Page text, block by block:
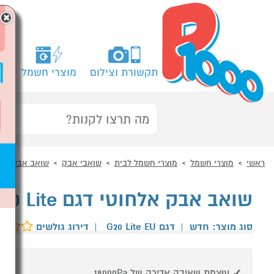
תקשורת וצילום מוצרי חשמל
ראשי מוצרי חשמל מוצרי חשמל לבית שואבי אבק שואב אבק ידני
שואב אבק אלחוטי דגם Xiaomi Vacuum Cleaner G20 Lite
סוג מוצר: חדש | דגם G20 Lite EU | דירוג גולשים
×